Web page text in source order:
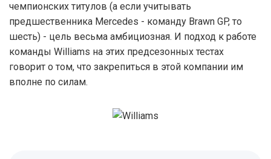
чемпионских титулов (а если учитывать
предшественника Mercedes - команду Brawn GP, то
шесть) - цель весьма амбициозная. И подход к работе
команды Williams на этих предсезонных тестах
говорит о том, что закрепиться в этой компании им
вполне по силам.